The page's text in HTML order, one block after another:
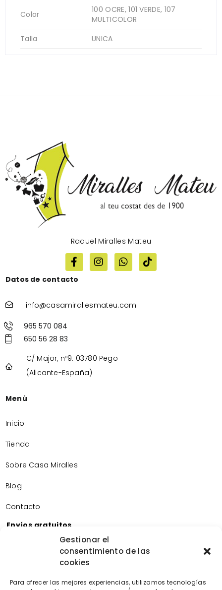
Gestionar el
consentimiento de las
cookies
Para ofrecer las mejores experiencias, utilizamos tecnologías
Color
100 OCRE, 101 VERDE, 107
MULTICOLOR
Talla
UNICA
Raquel Miralles Mateu
Datos de contacto
info@casamirallesmateu.com
965 570 084
650 56 28 83
C/ Major, nº9. 03780 Pego
(Alicante-España)
Menú
Inicio
Tienda
Sobre Casa Miralles
Blog
Contacto
Envíos gratuitos
Envíos gratuitos por la compra de más de 60€.
Devoluciones gratuitas
Devoluciones gratuitas en nuestra tienda física.
Pago seguro